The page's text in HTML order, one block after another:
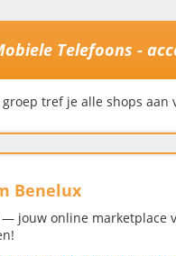
Telefoons -
tref je alle shops aan
Benelux
— jouw online marketplace